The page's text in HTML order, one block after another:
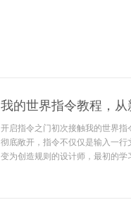
我的世界指令教程，
开启指令之门初次接触我的世界
彻底敞开，指令不仅仅是输入一
变为创造规则的设计师，最初的